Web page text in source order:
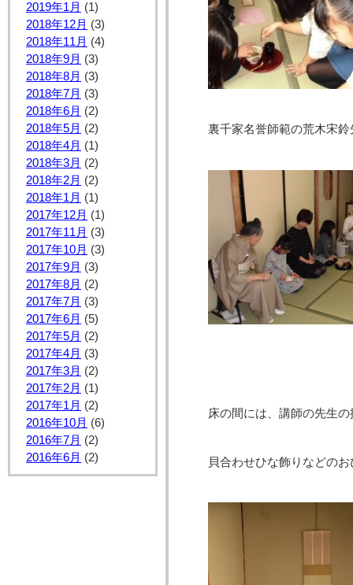
2019年1月 (1)
2018年12月 (3)
2018年11月 (4)
2018年9月 (3)
2018年8月 (3)
2018年7月 (3)
2018年6月 (2)
2018年5月 (2)
2018年4月 (1)
2018年3月 (2)
2018年2月 (2)
2018年1月 (1)
2017年12月 (1)
2017年11月 (3)
2017年10月 (3)
2017年9月 (3)
2017年8月 (2)
2017年7月 (3)
2017年6月 (5)
2017年5月 (2)
2017年4月 (3)
2017年3月 (2)
2017年2月 (1)
2017年1月 (2)
2016年10月 (6)
2016年7月 (2)
2016年6月 (2)
裏千家名誉師範の荒木宋
床の間には、講師の先生
貝合わせひな飾りなどの